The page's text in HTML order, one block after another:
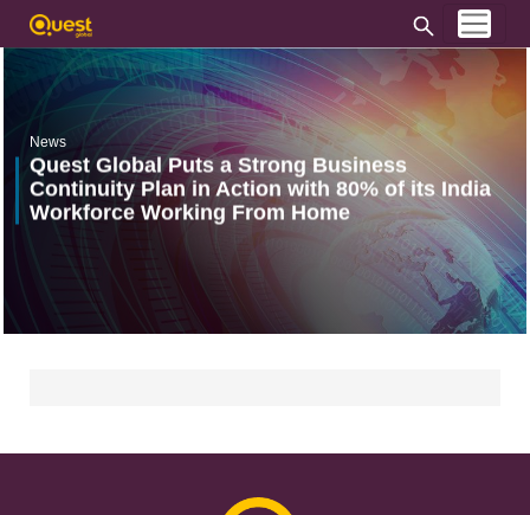
News
Quest Global Puts a Strong Business
Continuity Plan in Action with 80% of its India
Workforce Working From Home